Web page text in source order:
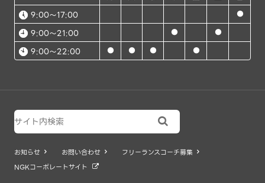
9:00～17:00
●
9:00～21:00 ● ●
9:00～22:00 ● ● ● ●

お知らせ  お問い合わせ  フリーランスコーチ募集 
NGKコーポレートサイト 